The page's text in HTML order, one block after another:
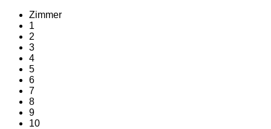
Zimmer
1
2
3
4
5
6
7
8
9
10